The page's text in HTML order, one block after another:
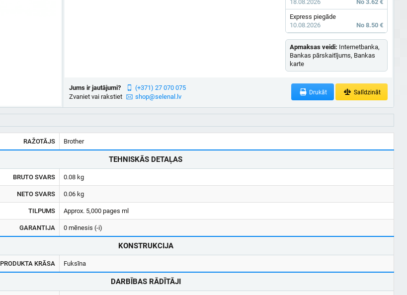
18.08.2026
No 3.62 €
Express piegāde
10.08.2026
No 8.50 €
Apmaksas veidi: Internetbanka,
Bankas pārskaitījums, Bankas
karte
Jums ir jautājumi?
Zvaniet vai rakstiet
(+371) 27 070 075
shop@selenal.lv
Drukāt Salīdzināt
RAŽOTĀJS Brother
TEHNISKĀS DETAĻAS
BRUTO SVARS 0.08 kg
NETO SVARS 0.06 kg
TILPUMS Approx. 5,000 pages ml
GARANTIJA 0 mēnesis (-i)
KONSTRUKCIJA
PRODUKTA KRĀSA Fuksīna
DARBĪBAS RĀDĪTĀJI